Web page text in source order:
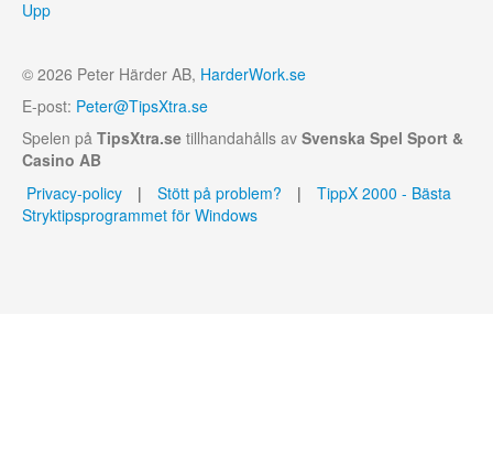
Upp
© 2026 Peter Härder AB, HarderWork.se
E-post: Peter@TipsXtra.se
Spelen på TipsXtra.se tillhandahålls av Svenska Spel Sport &
Casino AB
Privacy-policy
| Stött på problem? |
TippX 2000 - Bästa
Stryktipsprogrammet för Windows